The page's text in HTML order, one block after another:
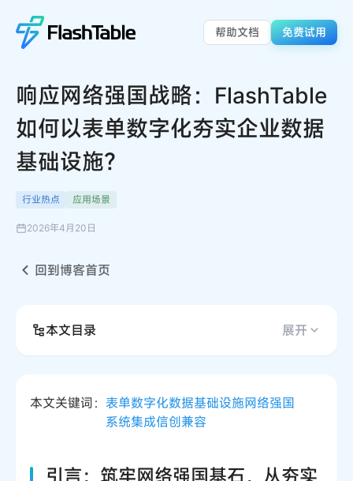
帮助文档 免费试用
响应网络强国战略：FlashTable
如何以表单数字化夯实企业数据
基础设施？
行业热点 应用场景
2026年4月20日
回到博客首页
本文目录 展开
本文关键词： 表单数字化数据基础设施网络强国
系统集成信创兼容
引言：筑牢网络强国基石，从夯实